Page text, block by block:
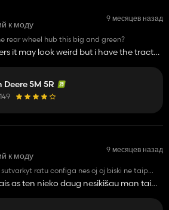
к моду
9 месяцев назад
rear wheel hub this big and green?
it may look weird but i have the tractor
Deere 5M 5R
к моду
9 месяцев назад
ratu configa nes oj oj biski ne taip
800-100
as ten nieko daug nesikišau man tai